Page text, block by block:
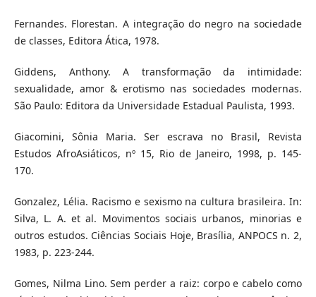
Fernandes. Florestan. A integração do negro na sociedade
de classes, Editora Ática, 1978.
Giddens, Anthony. A transformação da intimidade:
sexualidade, amor & erotismo nas sociedades modernas.
São Paulo: Editora da Universidade Estadual Paulista, 1993.
Giacomini, Sônia Maria. Ser escrava no Brasil, Revista
Estudos AfroAsiáticos, nº 15, Rio de Janeiro, 1998, p. 145-
170.
Gonzalez, Lélia. Racismo e sexismo na cultura brasileira. In:
Silva, L. A. et al. Movimentos sociais urbanos, minorias e
outros estudos. Ciências Sociais Hoje, Brasília, ANPOCS n. 2,
1983, p. 223-244.
Gomes, Nilma Lino. Sem perder a raiz: corpo e cabelo como